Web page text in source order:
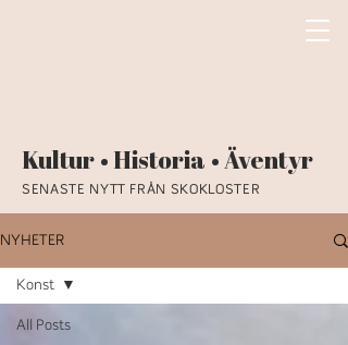
Kultur • Historia • Äventyr
SENASTE NYTT FRÅN SKOKLOSTER
NYHETER
All Posts
Konst